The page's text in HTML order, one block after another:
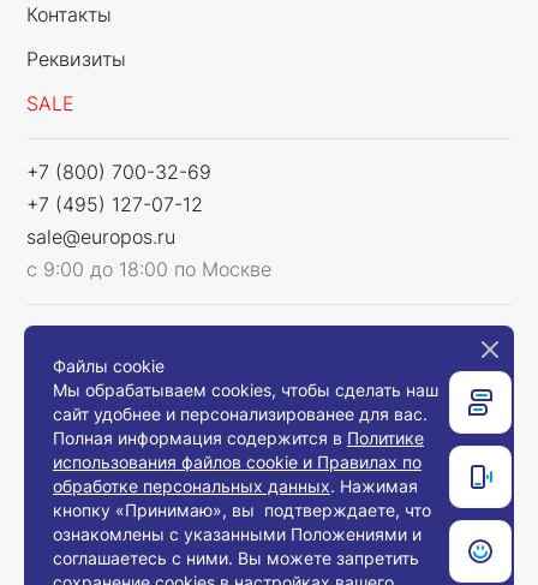
Контакты
Реквизиты
SALE
+7 (800) 700-32-69
+7 (495) 127-07-12
sale@europos.ru
с 9:00 до 18:00 по Москве
Связаться с нами
© 2008-2026, Компания «Европос Групп». Все
Файлы cookie
Мы обрабатываем cookies, чтобы сделать наш
сайт удобнее и персонализированее для вас.
Полная информация содержится в Политике
использования файлов cookie и Правилах по
обработке персональных данных. Нажимая
кнопку «Принимаю», вы подтверждаете, что
ознакомлены с указанными Положениями и
соглашаетесь с ними. Вы можете запретить